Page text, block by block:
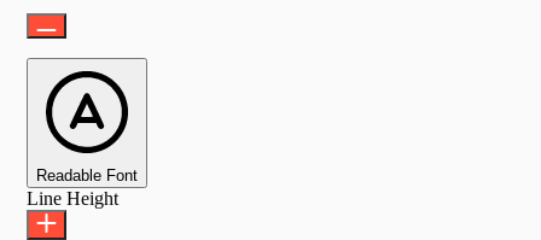
Readable Font
Line Height